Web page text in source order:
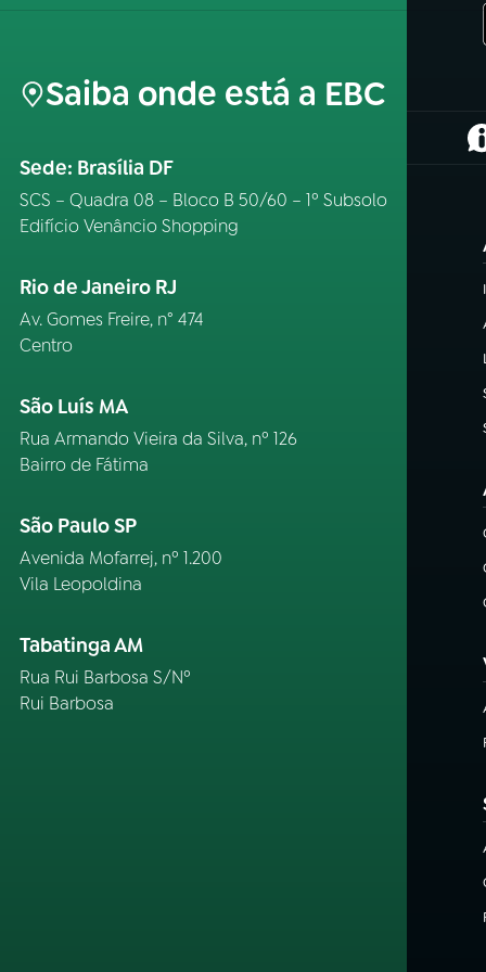
Saiba onde está a EBC
Sede: Brasília DF
SCS – Quadra 08 – Bloco B 50/60 – 1º Subsolo
Edifício Venâncio Shopping
Rio de Janeiro RJ
Av. Gomes Freire, n° 474
Centro
São Luís MA
Rua Armando Vieira da Silva, nº 126
Bairro de Fátima
São Paulo SP
Avenida Mofarrej, nº 1.200
Vila Leopoldina
Tabatinga AM
Rua Rui Barbosa S/Nº
Rui Barbosa